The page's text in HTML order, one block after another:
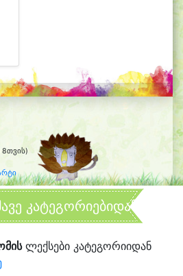
კატეგორიებიდან
ლექსები კატეგორიიდან